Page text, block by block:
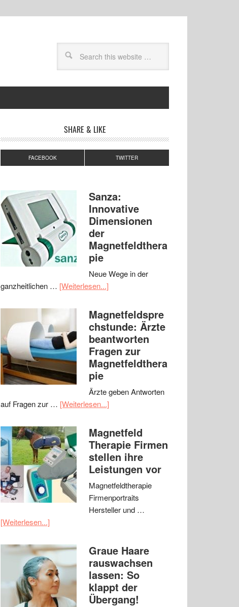
SHARE & LIKE
FACEBOOK TWITTER
Sanza:
Innovative
Dimensionen
der
Magnetfeldthera
pie
Neue Wege in der
ganzheitlichen … [Weiterlesen...]
Magnetfeldspre
chstunde: Ärzte
beantworten
Fragen zur
Magnetfeldthera
pie
Ärzte geben Antworten
auf Fragen zur … [Weiterlesen...]
Magnetfeld
Therapie Firmen
stellen ihre
Leistungen vor
Magnetfeldtherapie
Firmenportraits
Hersteller und …
[Weiterlesen...]
Graue Haare
rauswachsen
lassen: So
klappt der
Übergang!